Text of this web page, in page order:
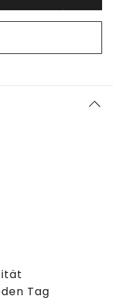
Tag